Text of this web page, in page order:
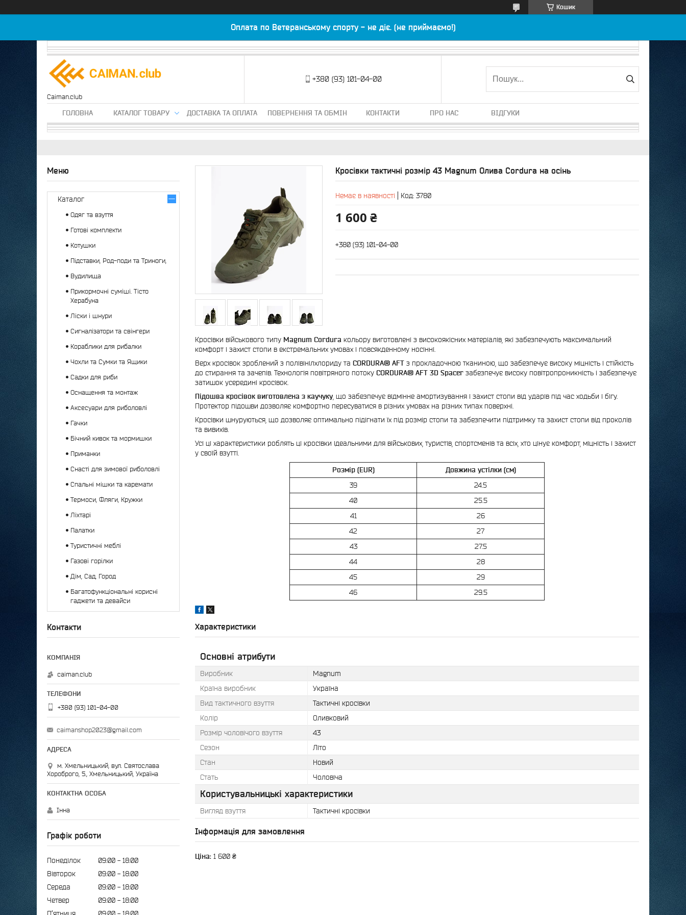
Кошик
Оплата по Ветеранському спорту - не діє. (не приймаємо!)
Caiman.club
+380 (93) 101-04-00
ГОЛОВНА КАТАЛОГ ТОВАРУ ДОСТАВКА ТА ОПЛАТА ПОВЕРНЕННЯ ТА ОБМІН КОНТАКТИ ПРО НАС ВІДГУКИ
Кросівки тактичні розмір 43 Magnum Олива Cordura на осінь
Немає в наявності Код: 3780
1 600 ₴
+380 (93) 101-04-00
Кросівки військового типу Magnum Cordura кольору виготовлені з високоякісних матеріалів, які забезпечують максимальний
комфорт і захист стопи в екстремальних умовах і повсякденному носінні.
Верх кросівок зроблений з полівінілхлориду та CORDURA® AFT з прокладочною тканиною, що забезпечує високу міцність і стійкість
до стирання та зачепів. Технологія повітряного потоку CORDURA® AFT 3D Spacer забезпечує високу повітропроникність і забезпечує
затишок усередині кросівок.
Підошва кросівок виготовлена з каучуку , що забезпечує відмінне амортизування і захист стопи від ударів під час ходьби і бігу.
Протектор підошви дозволяє комфортно пересуватися в різних умовах на різних типах поверхні.
Кросівки шнуруються, що дозволяє оптимально підігнати їх під розмір стопи та забезпечити підтримку та захист стопи від проколів
та вивихів.
Усі ці характеристики роблять ці кросівки ідеальними для військових, туристів, спортсменів та всіх, хто цінує комфорт, міцність і захист
у своїй взутті.
Розмір (EUR)
Довжина устілки (см)
39
24.5
40
25.5
41
26
42
27
43
27.5
44
28
45
29
46
29.5
Характеристики
Основні атрибути
Виробник
Magnum
Країна виробник
Україна
Вид тактичного взуття
Тактичні кросівки
Колір
Оливковий
Розмір чоловічого взуття
43
Сезон
Літо
Стан
Новий
Стать
Чоловіча
Користувальницькі характеристики
Вигляд взуття Тактичні кросівки
Інформація для замовлення
Ціна: 1 600 ₴
Каталог
Одяг та взуття
Готові комплекти
Котушки
Підставки, Род-поди та Триноги,
Вудилища
Прикормочні суміші. Тісто
Херабуна
Ліски і шнури
Сигналізатори та свінгери
Кораблики для рибалки
Чохли та Сумки та Ящики
Садки для риби
Оснащення та монтаж
Аксесуари для риболовлі
Гачки
Бічний кивок та мормишки
Приманки
Снасті для зимової риболовлі
Спальні мішки та каремати
Термоси, Фляги, Кружки
Ліхтарі
Палатки
Туристичні меблі
Газові горілки
Дім, Сад, Город
Багатофункціональні корисні
гаджети та девайси
Контакти
caiman.club
+380 (93) 101-04-00
caimanshop2023@gmail.com
м. Хмельницький, вул. Святослава
Хороброго, 5., Хмельницький, Україна
Інна
Графік роботи
Понеділок 09:00
18:00
Вівторок
09:00
18:00
Середа
09:00
18:00
Четвер
09:00
18:00
Пʼятниця
09:00 18:00